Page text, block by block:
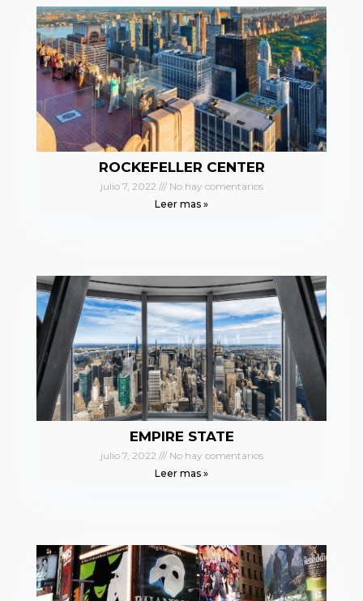
ROCKEFELLER CENTER
julio 7, 2022
No hay comentarios
Leer mas »
EMPIRE STATE
julio 7, 2022
No hay comentarios
Leer mas »